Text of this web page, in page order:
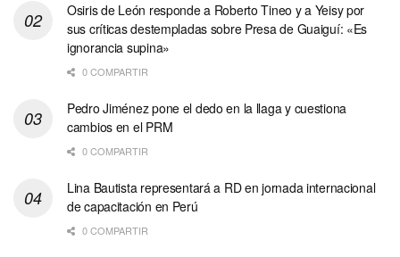
Osiris de León responde a Roberto Tineo y a Yeisy por
sus críticas destempladas sobre Presa de Guaiguí: «Es
ignorancia supina»
0 COMPARTIR
Pedro Jiménez pone el dedo en la llaga y cuestiona
cambios en el PRM
0 COMPARTIR
Lina Bautista representará a RD en jornada internacional
de capacitación en Perú
0 COMPARTIR